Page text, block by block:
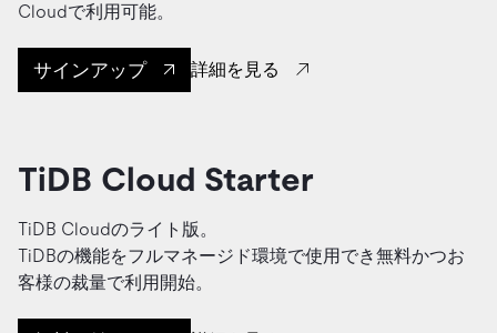
Cloudで利用可能。
サインアップ 詳細を見る
TiDB Cloud Starter
TiDB Cloudのライト版。
TiDBの機能をフルマネージド環境で使用でき無料かつお
客様の裁量で利用開始。